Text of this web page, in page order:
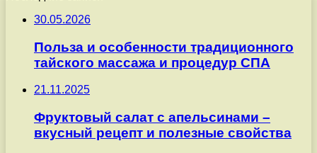
30.05.2026
Польза и особенности традиционного
тайского массажа и процедур СПА
21.11.2025
Фруктовый салат с апельсинами –
вкусный рецепт и полезные свойства